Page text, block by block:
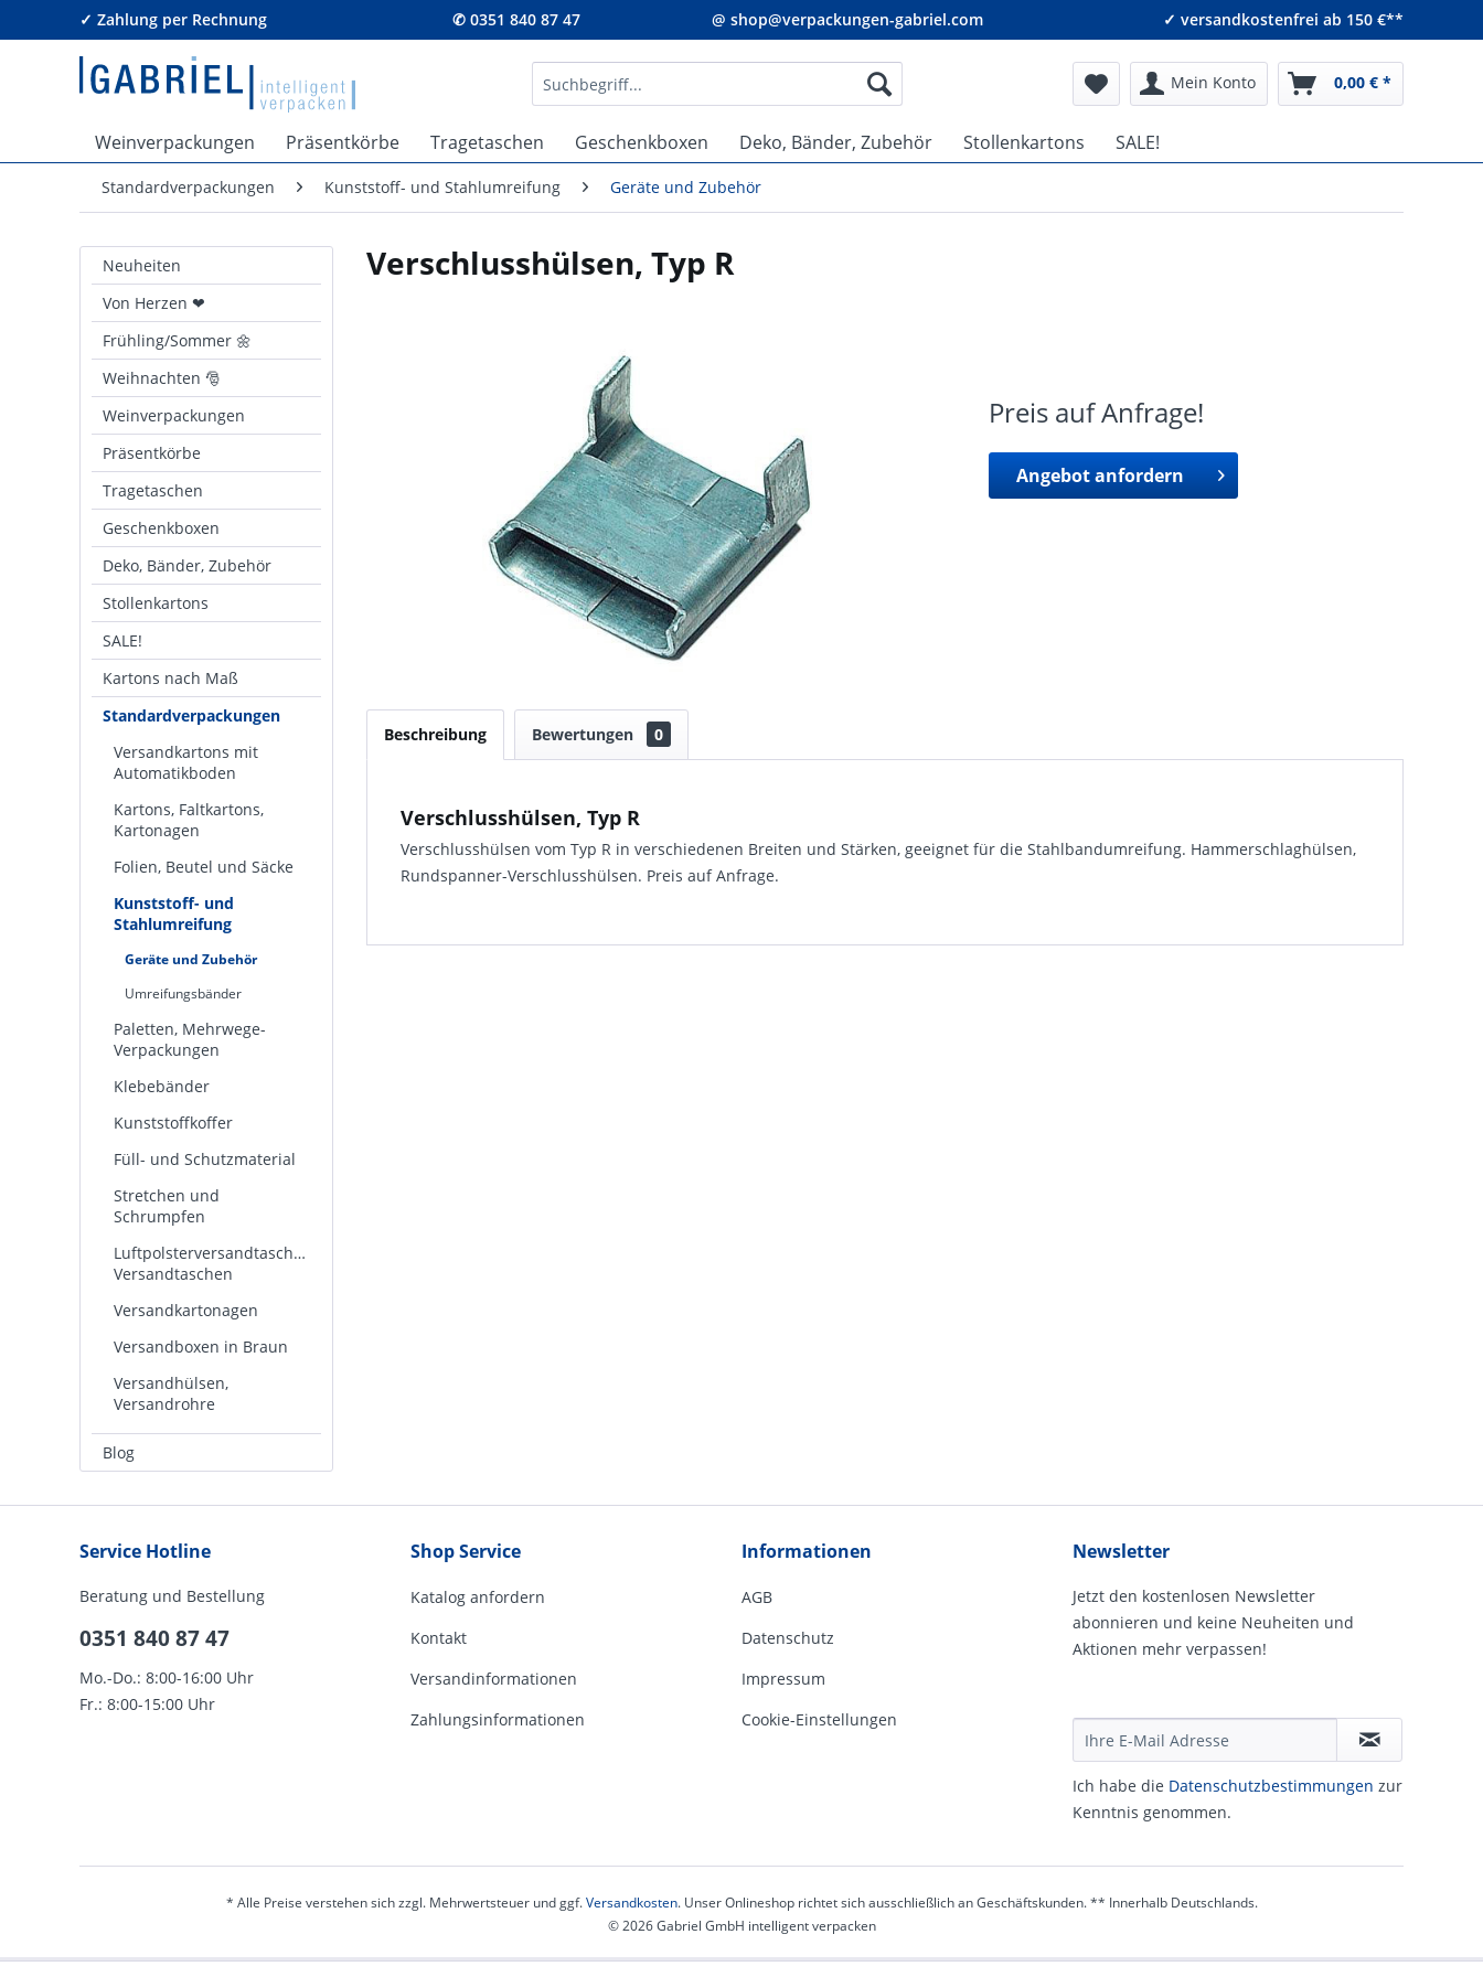
✓ Zahlung per Rechnung ✆ 0351 840 87 47 @ shop@verpackungen-gabriel.com ✓ versandkostenfrei ab 150 €**
Mein Konto 0,00 € *
Weinverpackungen Präsentkörbe Tragetaschen Geschenkboxen Deko, Bänder, Zubehör Stollenkartons SALE!
Standardverpackungen Kunststoff- und Stahlumreifung Geräte und Zubehör
Neuheiten
Von Herzen ❤
Frühling/Sommer 🌼
Weihnachten 🎅
Weinverpackungen
Präsentkörbe
Tragetaschen
Geschenkboxen
Deko, Bänder, Zubehör
Stollenkartons
SALE!
Kartons nach Maß
Standardverpackungen
Versandkartons mit
Automatikboden
Kartons, Faltkartons,
Kartonagen
Folien, Beutel und Säcke
Kunststoff- und
Stahlumreifung
Geräte und Zubehör
Umreifungsbänder
Paletten, Mehrwege-
Verpackungen
Klebebänder
Kunststoffkoffer
Füll- und Schutzmaterial
Stretchen und
Schrumpfen
Luftpolsterversandtaschen,
Versandtaschen
Versandkartonagen
Versandboxen in Braun
Versandhülsen,
Versandrohre
Blog
Verschlusshülsen, Typ R
Preis auf Anfrage!
Angebot anfordern
Beschreibung Bewertungen 0
Verschlusshülsen, Typ R
Verschlusshülsen vom Typ R in verschiedenen Breiten und Stärken, geeignet für die Stahlbandumreifung. Hammerschlaghülsen,
Rundspanner-Verschlusshülsen. Preis auf Anfrage.
Service Hotline
Beratung und Bestellung
0351 840 87 47
Mo.-Do.: 8:00-16:00 Uhr
Fr.: 8:00-15:00 Uhr
Shop Service
Katalog anfordern
Kontakt
Versandinformationen
Zahlungsinformationen
Informationen
AGB
Datenschutz
Impressum
Cookie-Einstellungen
Newsletter
Jetzt den kostenlosen Newsletter
abonnieren und keine Neuheiten und
Aktionen mehr verpassen!
Ich habe die Daten­schutz­be­stim­mungen zur
Kennt­nis genommen.
* Alle Preise verstehen sich zzgl. Mehrwertsteuer und ggf.Versandkosten. Unser Onlineshop richtet sich ausschließlich an Geschäftskunden. ** Innerhalb Deutschlands.
© 2026 Gabriel GmbH intelligent verpacken